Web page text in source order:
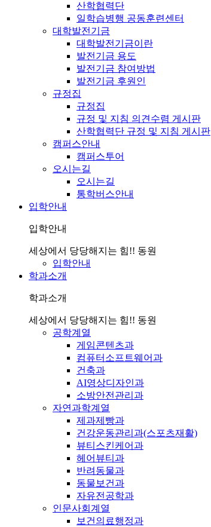
산학협력단
일학습병행 공동훈련센터
대학발전기금
대학발전기금이란
발전기금 용도
발전기금 참여방법
발전기금 후원인
규정집
규정집
규정 및 지침 의견수렴 게시판
산학협력단 규정 및 지침 게시판
캠퍼스안내
캠퍼스투어
오시는길
오시는길
통학버스안내
입학안내
입학안내
세상에서 당당해지는 힘!! 동원
입학안내
학과소개
학과소개
세상에서 당당해지는 힘!! 동원
공학계열
게임콘텐츠과
컴퓨터소프트웨어과
건축과
AI영상디자인과
소방안전관리과
자연과학계열
제과제빵과
건강운동관리과(스포츠재활)
뷰티스킨케어과
헤어뷰티과
반려동물과
동물보건과
자유전공학과
인문사회계열
보건의료행정과